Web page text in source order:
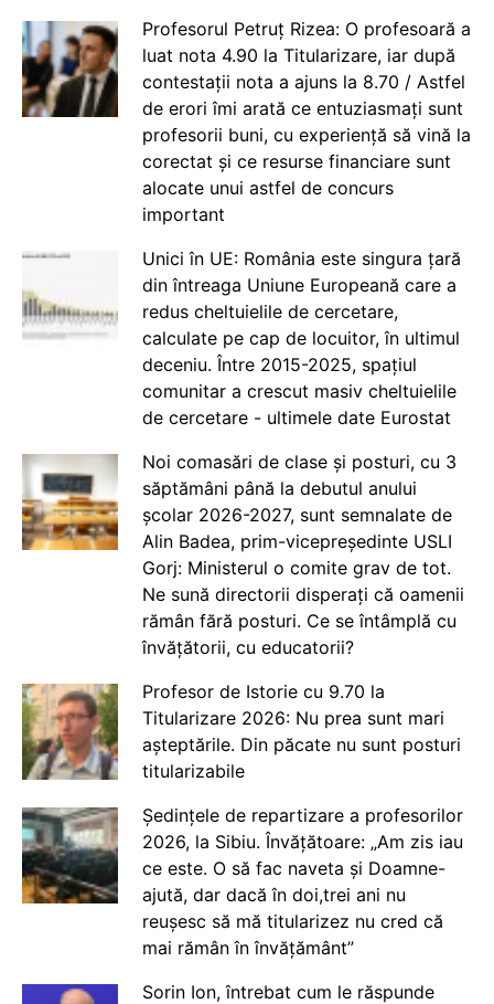
Profesorul Petruț Rizea: O profesoară a
luat nota 4.90 la Titularizare, iar după
contestații nota a ajuns la 8.70 / Astfel
de erori îmi arată ce entuziasmați sunt
profesorii buni, cu experiență să vină la
corectat și ce resurse financiare sunt
alocate unui astfel de concurs
important
Unici în UE: România este singura țară
din întreaga Uniune Europeană care a
redus cheltuielile de cercetare,
calculate pe cap de locuitor, în ultimul
deceniu. Între 2015-2025, spațiul
comunitar a crescut masiv cheltuielile
de cercetare - ultimele date Eurostat
Noi comasări de clase și posturi, cu 3
săptămâni până la debutul anului
școlar 2026-2027, sunt semnalate de
Alin Badea, prim-vicepreședinte USLI
Gorj: Ministerul o comite grav de tot.
Ne sună directorii disperați că oamenii
rămân fără posturi. Ce se întâmplă cu
învățătorii, cu educatorii?
Profesor de Istorie cu 9.70 la
Titularizare 2026: Nu prea sunt mari
așteptările. Din păcate nu sunt posturi
titularizabile
Ședințele de repartizare a profesorilor
2026, la Sibiu. Învățătoare: „Am zis iau
ce este. O să fac naveta și Doamne-
ajută, dar dacă în doi,trei ani nu
reușesc să mă titularizez nu cred că
mai rămân în învățământ”
Sorin Ion, întrebat cum le răspunde